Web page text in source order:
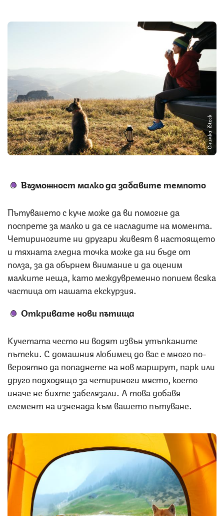
Снимка: iStock
Възможност малко да забавите темпото
Пътуването с куче може да ви помогне да
поспрете за малко и да се насладите на момента.
Четириногите ни другари живеят в настоящето
и тяхната гледна точка може да ни бъде от
полза, за да обърнем внимание и да оценим
малките неща, като междувременно попием всяка
частица от нашата екскурзия.
Откривате нови пътища
Кучетата често ни водят извън утъпканите
пътеки. С домашния любимец до вас е много по-
вероятно да попаднете на нов маршрут, парк или
друго подходящо за четириноги място, което
иначе не бихте забелязали. А това добавя
елемент на изненада към вашето пътуване.